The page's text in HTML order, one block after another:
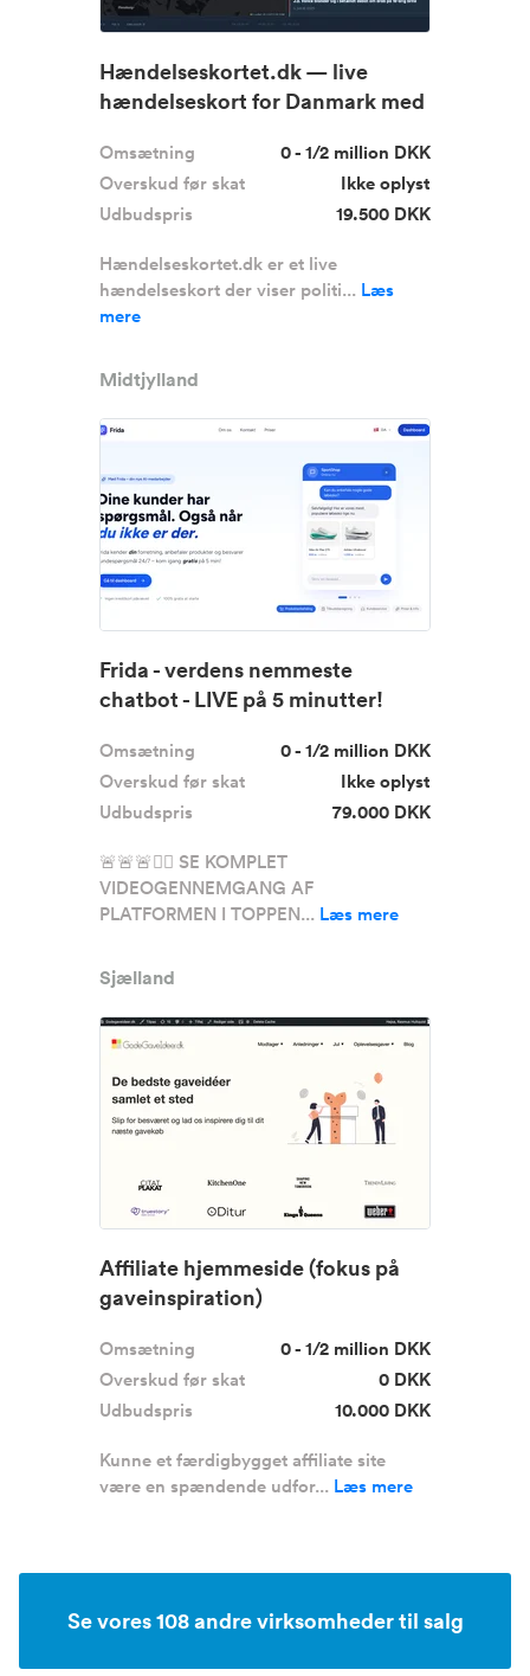
Hændelseskortet.dk — live
hændelseskort for Danmark med
Omsætning
0 - 1/2 million DKK
Overskud før skat
Ikke oplyst
Udbudspris
19.500 DKK
Hændelseskortet.dk er et live
hændelseskort der viser politi... Læs
mere
Midtjylland
Frida - verdens nemmeste
chatbot - LIVE på 5 minutter!
Omsætning
0 - 1/2 million DKK
Overskud før skat
Ikke oplyst
Udbudspris
79.000 DKK
🚨🚨🚨☝🏼 SE KOMPLET
VIDEOGENNEMGANG AF
PLATFORMEN I TOPPEN... Læs mere
Sjælland
Affiliate hjemmeside (fokus på
gaveinspiration)
Omsætning
0 - 1/2 million DKK
Overskud før skat
0 DKK
Udbudspris
10.000 DKK
Kunne et færdigbygget affiliate site
være en spændende udfor... Læs mere
Se vores 108 andre virksomheder til salg